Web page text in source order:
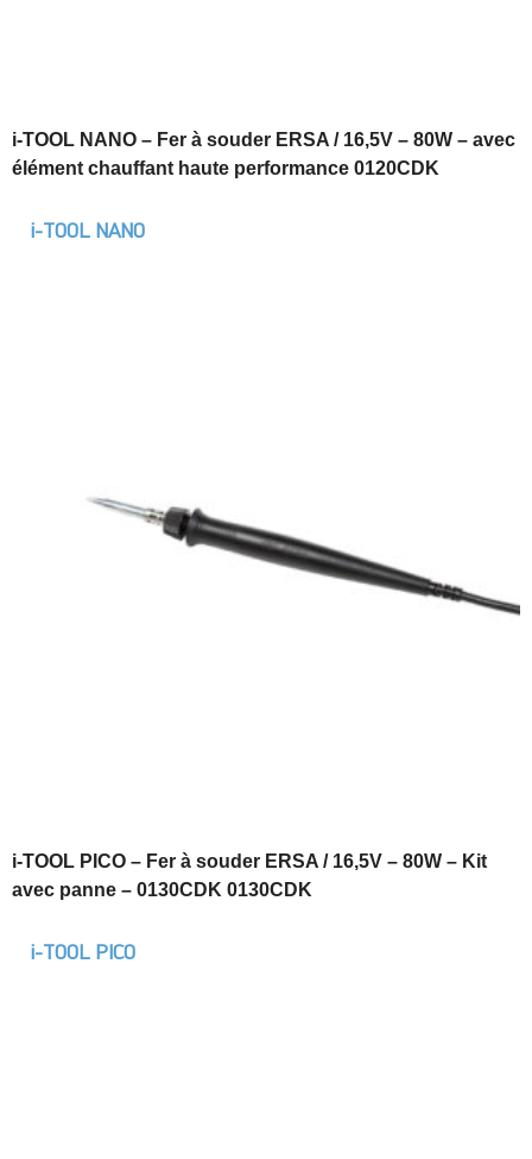
i-TOOL NANO – Fer à souder ERSA / 16,5V – 80W – avec
élément chauffant haute performance 0120CDK
i-TOOL NANO
i-TOOL PICO – Fer à souder ERSA / 16,5V – 80W – Kit
avec panne – 0130CDK 0130CDK
i-TOOL PICO